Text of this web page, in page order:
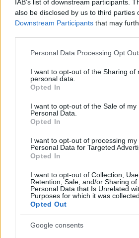
IAB’s list of downstream participants.
also be disclosed by us to third parties
Downstream Participants that may
Please note that this website/app uses
not limited to your visit or usage
grant or deny consent to Google and
use your data for below specified
consent section.
Personal Data Processing Opt
I want to opt-out of the Sharing of
personal data.
Opted In
I want to opt-out of the Sale of my
Personal Data.
Opted In
I want to opt-out of processing my
Personal Data for Targeted
Opted In
I want to opt-out of Collection, Use,
Retention, Sale, and/or Sharing of
Personal Data that Is Unrelated
Purposes for which it was collected.
Opted Out
Google consents
Ομάν και Ιράν αναφέρει το Al
σχέδιο
ΑΝΑΡΤΗΘΗΚΕ ΑΠΟ ΆΛΚΗΣΤΗ ΓΑΤΟΠΟΎΛΟΥ 6